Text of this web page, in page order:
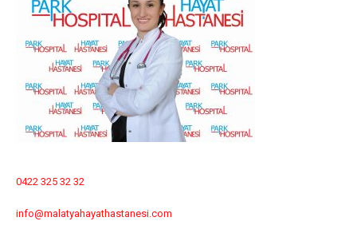
0422 325 32 32
info@malatyahayathastanesi.com